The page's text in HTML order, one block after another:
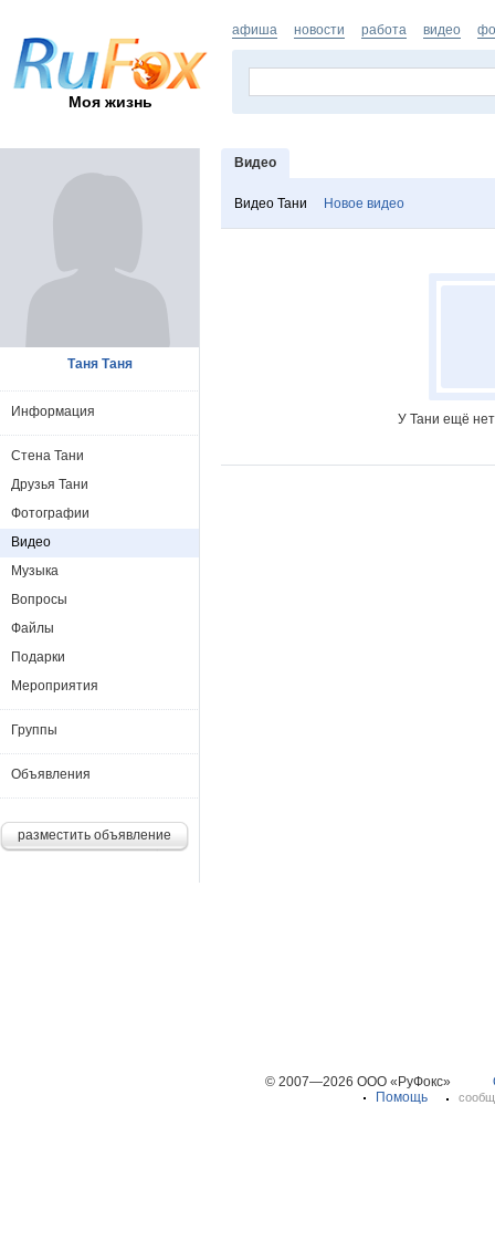
Моя жизнь
афиша новости работа видео
Видео
Видео Тани Новое видео
У Тани ещё
Таня Таня
Информация
Стена Тани
Друзья Тани
Фотографии
Видео
Музыка
Вопросы
Файлы
Подарки
Мероприятия
Группы
Объявления
разместить объявление
© 2007—2026 ООО «РуФокс»
Помощь